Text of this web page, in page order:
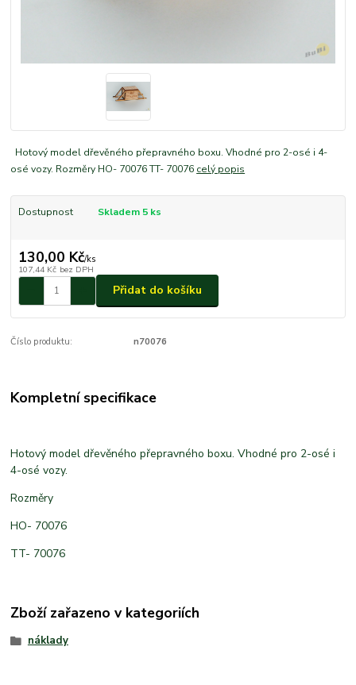
Hotový model dřevěného přepravného boxu. Vhodné pro 2-osé i 4-
osé vozy. Rozměry HO- 70076 TT- 70076 celý popis
Dostupnost Skladem 5 ks
130,00 Kč/ks
107,44 Kč bez DPH
Přidat do košíku
Číslo produktu: n70076
Kompletní specifikace
Hotový model dřevěného přepravného boxu. Vhodné pro 2-osé i
4-osé vozy.
Rozměry
HO- 70076
TT- 70076
Zboží zařazeno v kategoriích
náklady